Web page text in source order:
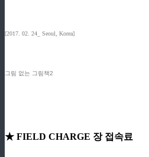
[2017. 02. 24_ Seoul, Korea]
그림 없는 그림책2
★ FIELD CHARGE 장 접속료